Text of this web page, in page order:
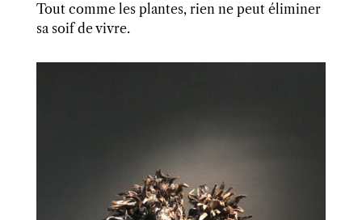
Tout comme les plantes, rien ne peut éliminer
sa soif de vivre.